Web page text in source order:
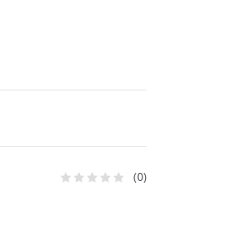
Рейтинг: 0